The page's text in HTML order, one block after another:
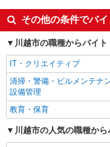
埼
キープ
ミドル（40代～）活躍中
扶養内勤務OK
社会保険あり
その他の条件でバ
川越市の職種からバイ
IT・クリエイティブ
清掃・警備・ビルメンテナ
設備管理
教育・保育
川越市の人気の職種か